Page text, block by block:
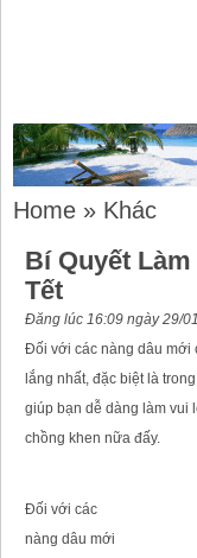
Home » Khác
Bí Quyết
Tết
Đăng lúc 16:09 ngày 29/
Đối với các nàng dâu mới
lắng nhất, đặc biệt là
giúp bạn dễ dàng làm vui
chồng khen nữa đấy.
Đối với các
nàng dâu mới